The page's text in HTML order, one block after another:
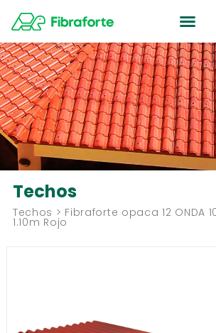
Techos
Techos > Fibraforte opaca 12 ONDA
1.10m Rojo